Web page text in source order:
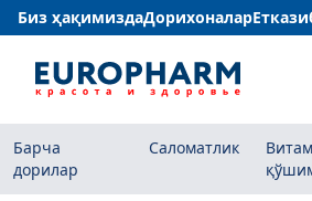
Биз ҳақимиздаДорихоналар
Барча
дорилар
Саломатлик